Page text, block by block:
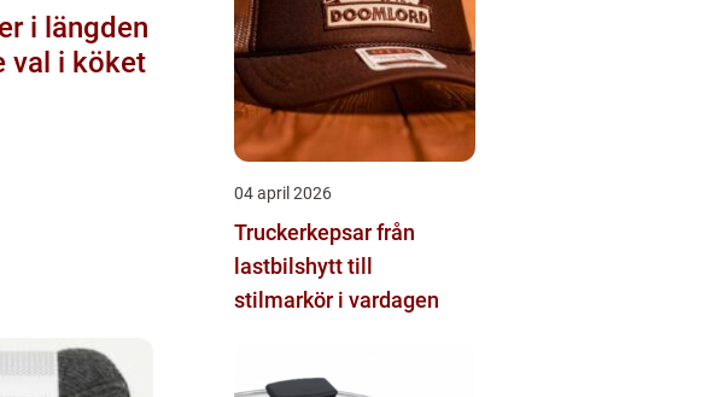
i längden
val i köket
04 april 2026
Truckerkepsar från
lastbilshytt till
stilmarkör i vardagen